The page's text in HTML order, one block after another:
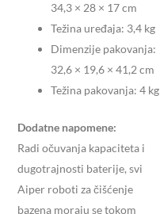
34,3 × 28 × 17 cm
Težina uređaja: 3,4 kg
Dimenzije pakovanja:
32,6 × 19,6 × 41,2 cm
Težina pakovanja: 4 kg
Dodatne napomene:
Radi očuvanja kapaciteta i
dugotrajnosti baterije, svi
Aiper roboti za čišćenje
bazena moraju se tokom